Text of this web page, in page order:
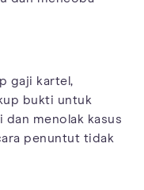
gaji kartel,
bukti untuk
menolak kasus
penuntut tidak